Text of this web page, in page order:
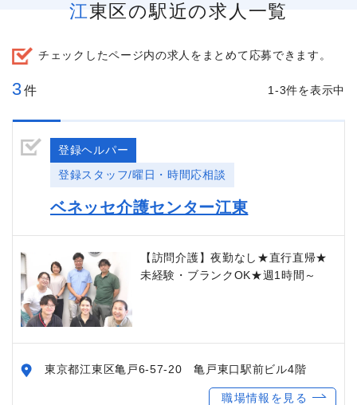
江東区の駅近の求人一覧
チェックしたページ内の求人をまとめて応募できます。
3件 1-3件を表示中
登録ヘルパー
登録スタッフ/曜日・時間応相談
ベネッセ介護センター江東
【訪問介護】夜勤なし★直行直帰★
未経験・ブランクOK★週1時間～
東京都江東区亀戸6-57-20 亀戸東口駅前ビル4階
職場情報を見る